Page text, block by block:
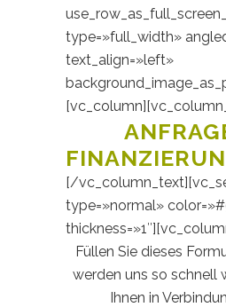
type=»full_width»
text_align=»left»
[/
type=»normal»
Füllen Sie dieses
werden uns so schnell
Ihnen in